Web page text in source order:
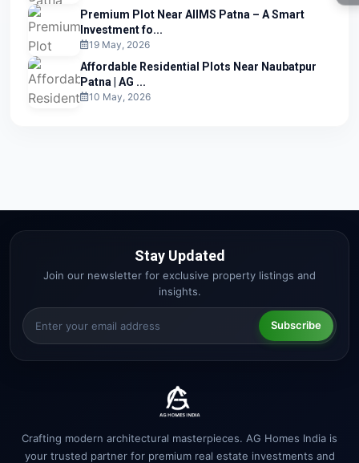
Premium Plot Near AIIMS Patna – A Smart
Investment fo...
19 May, 2026
Affordable Residential Plots Near Naubatpur
Patna | AG ...
10 May, 2026
Stay Updated
Join our newsletter for exclusive property listings and
insights.
Subscribe
Crafting modern architectural masterpieces. AG Homes India is
your trusted partner for premium real estate investments and